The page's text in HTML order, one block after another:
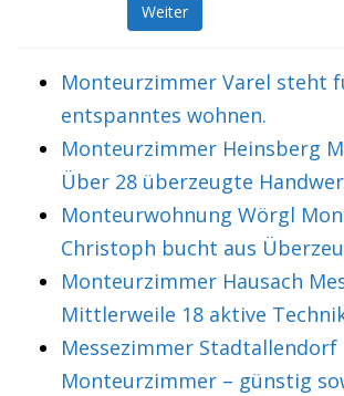
Weiter
Monteurzimmer Varel steht
entspanntes wohnen.
Monteurzimmer Heinsberg
Über 28 überzeugte
Monteurwohnung Wörgl
Christoph bucht aus
Monteurzimmer Hausach
Mittlerweile 18 aktive
Messezimmer Stadtallendorf
Monteurzimmer – günstig